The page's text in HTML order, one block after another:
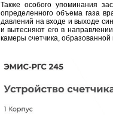
Также особого упоминания
определенного объема газа
давлений на входе и выходе
и вытесняют его в
камеры счетчика,